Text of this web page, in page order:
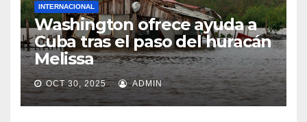
INTERNACIONAL
Washington ofrece ayuda a
Cuba tras el paso del huracán
Melissa
OCT 30, 2025 ADMIN